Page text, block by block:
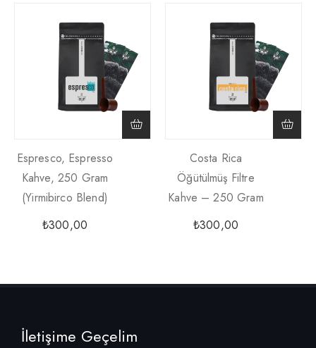
Espresco, Espresso
Kahve, 250 Gram
(yirmibirco Blend)
₺300,00
Costa Rica
Öğütülmüş Filtre
Kahve – 250 Gram
₺300,00
İletişime Geçelim